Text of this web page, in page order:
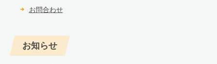
お問合わせ
お知らせ